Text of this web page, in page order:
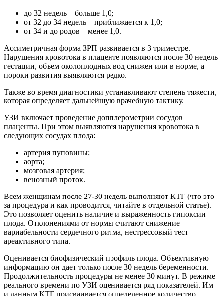
до 32 недель – больше 1,0;
от 32 до 34 недель – приближается к 1,0;
от 34 и до родов – менее 1,0.
Ассиметричная форма ЗРП развивается в 3 триместре.
Нарушения кровотока в плаценте появляются после 30 недель
гестации, объем околоплодных вод снижен или в норме, а
пороки развития выявляются редко.
Также во время диагностики устанавливают степень тяжести,
которая определяет дальнейшую врачебную тактику.
УЗИ включает проведение допплерометрии сосудов
плаценты. При этом выявляются нарушения кровотока в
следующих сосудах плода:
артерия пуповины;
аорта;
мозговая артерия;
венозный проток.
Всем женщинам после 27-30 недель выполняют КТГ (что это
за процедура и как проводится, читайте в отдельной статье).
Это позволяет оценить наличие и выраженность гипоксии
плода. Отклонениями от нормы считают снижение
вариабельности сердечного ритма, нестрессовый тест
ареактивного типа.
Оценивается биофизический профиль плода. Объективную
информацию он дает только после 30 недель беременности.
Продолжительность процедуры не менее 30 минут. В режиме
реального времени по УЗИ оценивается ряд показателей. Им
и данным КТГ присваивается определенное количество